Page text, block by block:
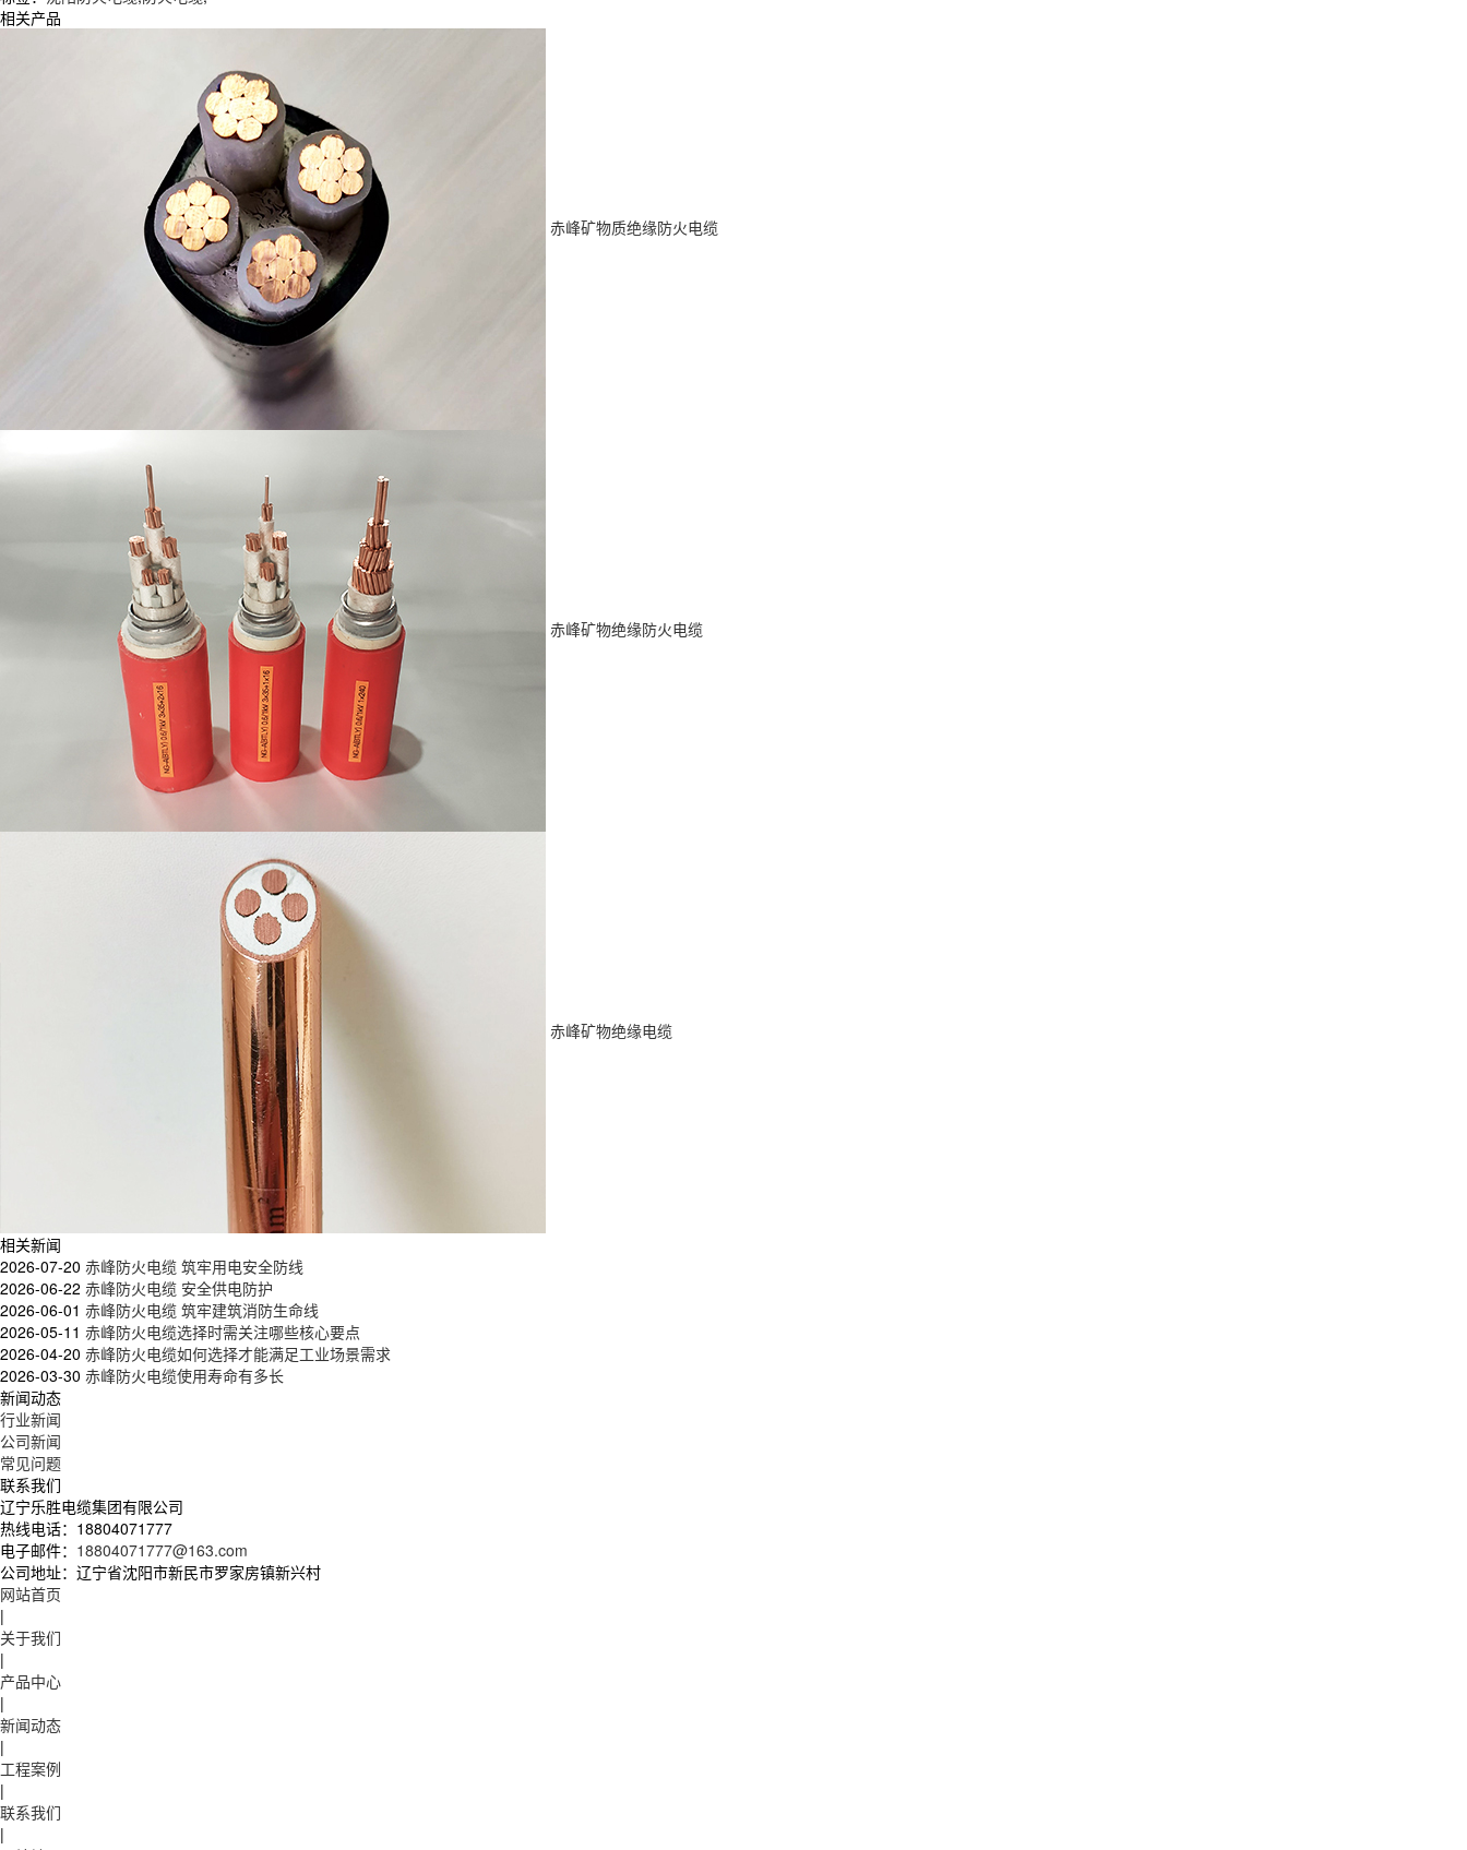
相关产品
赤峰矿物质绝缘防火电缆
赤峰矿物绝缘防火电缆
赤峰矿物绝缘电缆
相关新闻
2026-07-20 赤峰防火电缆 筑牢用电安全防线
2026-06-22 赤峰防火电缆 安全供电防护
2026-06-01 赤峰防火电缆 筑牢建筑消防生命线
2026-05-11 赤峰防火电缆选择时需关注哪些核心要点
2026-04-20 赤峰防火电缆如何选择才能满足工业场景需求
2026-03-30 赤峰防火电缆使用寿命有多长
新闻动态
行业新闻
公司新闻
常见问题
联系我们
辽宁乐胜电缆集团有限公司
热线电话： 18804071777
电子邮件： 18804071777@163.com
公司地址： 辽宁省沈阳市新民市罗家房镇新兴村
网站首页
|
关于我们
|
产品中心
|
新闻动态
|
工程案例
|
联系我们
|